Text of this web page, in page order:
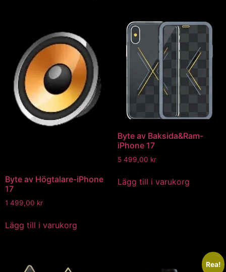
Byte av Högtalare-iPhone
17
1 499,00 kr
Lägg till i varukorg
Byte av Baksida&Ram-
iPhone 17
5 499,00 kr
Lägg till i varukorg
Rea!